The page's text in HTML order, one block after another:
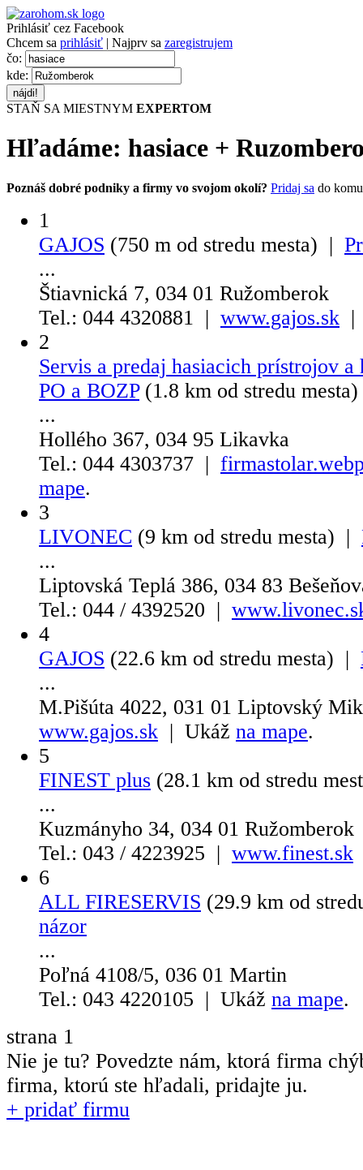
Prihlásiť cez Facebook
Chcem sa prihlásiť | Najprv sa zaregistrujem
čo:
kde:
STAŇ SA MIESTNYM EXPERTOM
Hľadáme: hasiace +
Poznáš dobré podniky a firmy vo svojom okolí? Pridaj sa do
1
GAJOS (750 m od stredu mesta) |
...
Štiavnická 7, 034 01 Ružomberok
Tel.: 044 4320881 | www.gajos.sk |
2
Servis a predaj hasiacich prístrojov a
PO a BOZP (1.8 km od stredu
...
Hollého 367, 034 95 Likavka
Tel.: 044 4303737 |
mape.
3
LIVONEC (9 km od stredu mesta) |
...
Liptovská Teplá 386, 034 83
Tel.: 044 / 4392520 |
4
GAJOS (22.6 km od stredu mesta) |
...
M.Pišúta 4022, 031 01 Liptovský
www.gajos.sk | Ukáž na mape.
5
FINEST plus (28.1 km od stredu
...
Kuzmányho 34, 034 01 Ružomberok
Tel.: 043 / 4223925 | www.finest.sk
6
ALL FIRESERVIS (29.9 km od
názor
...
Poľná 4108/5, 036 01 Martin
Tel.: 043 4220105 | Ukáž na mape.
strana 1
Nie je tu? Povedzte nám, ktorá firma
firma, ktorú ste hľadali, pridajte ju.
+ pridať firmu